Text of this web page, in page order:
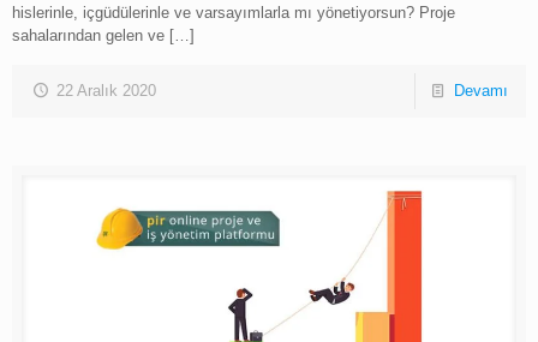
hislerinle, içgüdülerinle ve varsayımlarla mı yönetiyorsun? Proje
sahalarından gelen ve […]
22 Aralık 2020 Devamı